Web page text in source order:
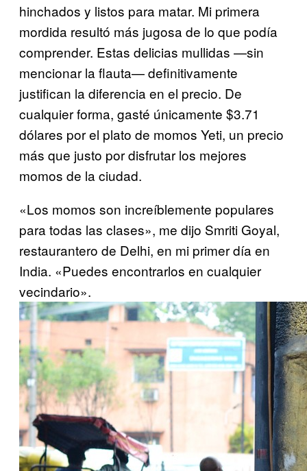
hinchados y listos para matar. Mi primera
mordida resultó más jugosa de lo que podía
comprender. Estas delicias mullidas —sin
mencionar la flauta— definitivamente
justifican la diferencia en el precio. De
cualquier forma, gasté únicamente $3.71
dólares por el plato de momos Yeti, un precio
más que justo por disfrutar los mejores
momos de la ciudad.
«Los momos son increíblemente populares
para todas las clases», me dijo Smriti Goyal,
restaurantero de Delhi, en mi primer día en
India. «Puedes encontrarlos en cualquier
vecindario».